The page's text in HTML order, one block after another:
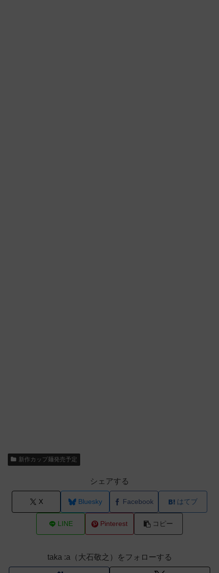
新作カップ麺発売予定
シェアする
X Bluesky Facebook はてブ
LINE Pinterest コピー
taka :a（大石敬之）をフォローする